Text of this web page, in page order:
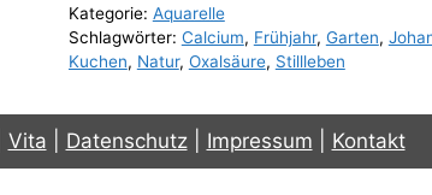
Kategorie: Aquarelle
Schlagwörter: Calcium, Frühjahr, Garten,
Kuchen, Natur, Oxalsäure, Stillleben
Vita Datenschutz Impressum Kontakt